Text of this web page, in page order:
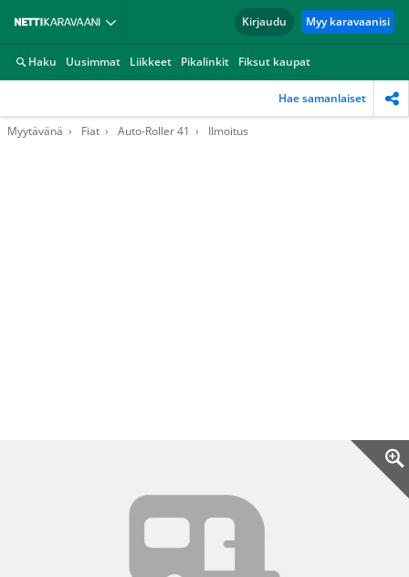
Kirjaudu Myy karavaanisi
Haku Uusimmat Liikkeet Pikalinkit Fiksut kaupat
Hae samanlaiset
Myytävänä Fiat Auto-Roller 41 Ilmoitus